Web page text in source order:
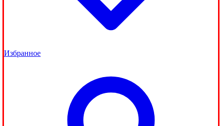
Избранное